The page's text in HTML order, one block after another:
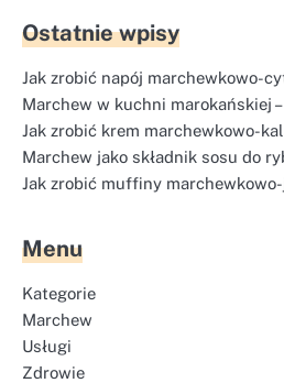
Ostatnie wpisy
Jak zrobić napój marchewkowo-
Marchew w kuchni marokańskiej –
Jak zrobić krem marchewkowo-
Marchew jako składnik sosu do
Jak zrobić muffiny marchewkowo-
Menu
Kategorie
Marchew
Usługi
Zdrowie